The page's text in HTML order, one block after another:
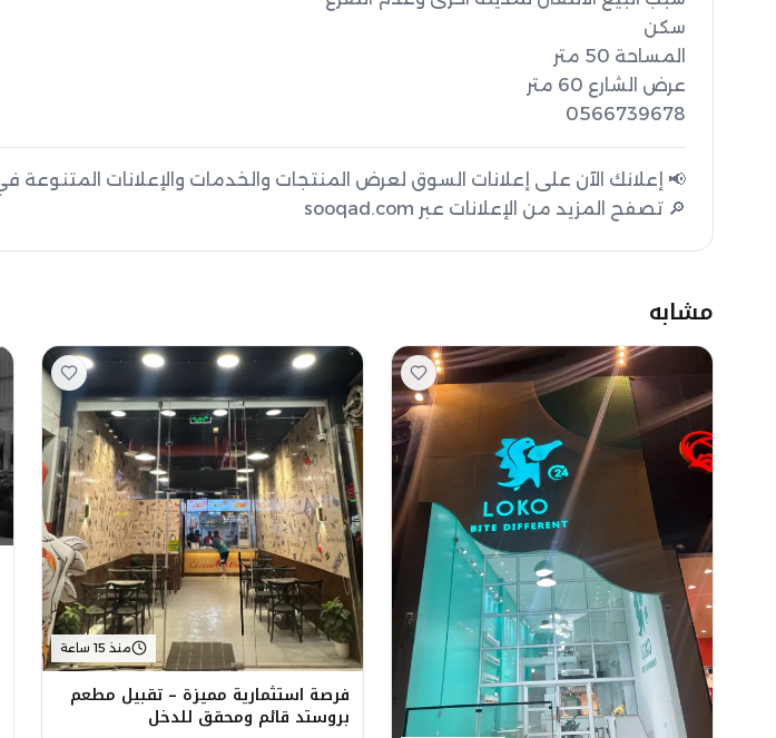
0566739678
🔎 تصفح المزيد من الإعلانات عبر sooqad.com
مشابه
منذ 15 ساعة
فرصة استثمارية مميزة – تقبيل مطعم
بروستد قائم ومحقق للدخل